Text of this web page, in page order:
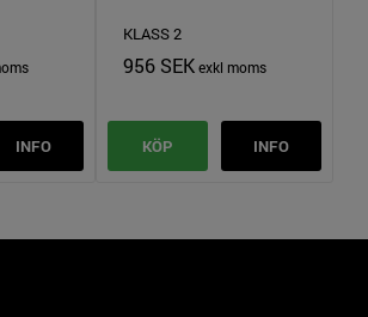
INFO
KLASS 2
956 SEK
KÖP INFO